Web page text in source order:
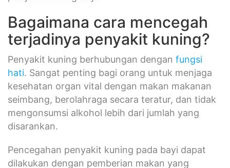
terjadinya penyakit kuning?
Penyakit kuning berhubungan denganfungsi
hati. Sangat penting bagi orang untuk menjaga
kesehatan organ vital dengan makan makanan
seimbang, berolahraga secara teratur, dan tidak
mengonsumsi alkohol lebih dari jumlah yang
disarankan.
Pencegahan penyakit kuning pada bayi dapat
memadai. Bayi yang diberi ASI harus makan
delapan sampai 12 kali sehari selama beberapa